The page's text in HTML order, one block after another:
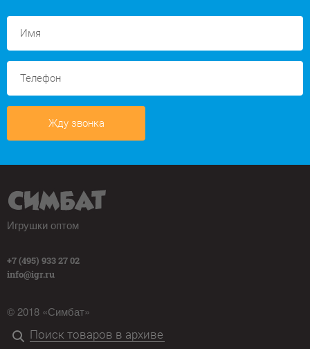
Жду звонка
Игрушки оптом
+7 (495) 933 27 02
info@igr.ru
© 2018 «Симбат»